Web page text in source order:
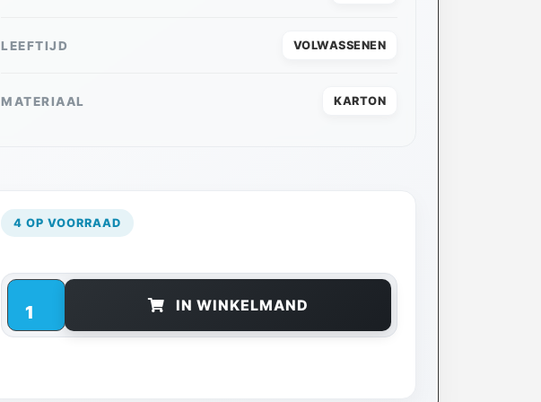
LEEFTIJD VOLWASSENEN
MATERIAAL KARTON
4 OP VOORRAAD
IN WINKELMAND